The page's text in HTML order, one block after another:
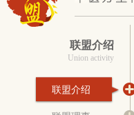
联盟介绍
Union activity
联盟介绍